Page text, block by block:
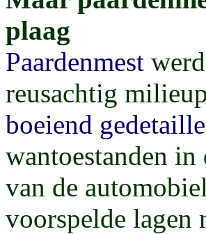
plaag
Paardenmest
reusachtig
boeiend
wantoestanden in
van de
voorspelde lagen